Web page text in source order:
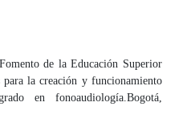
de la Educación Superior
la creación y funcionamiento
en fonoaudiología.Bogotá,